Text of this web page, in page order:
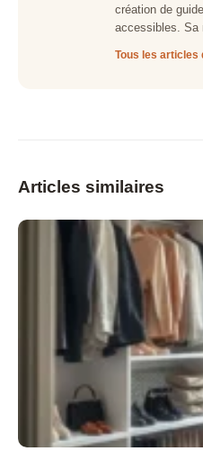
création de
accessibles. Sa
Tous les articles
Articles similaires